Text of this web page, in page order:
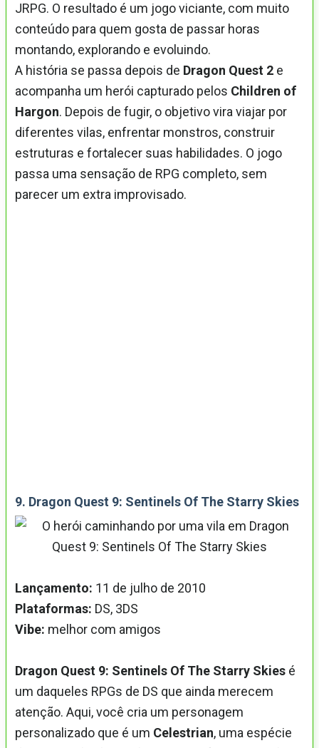
JRPG. O resultado é um jogo viciante, com muito
conteúdo para quem gosta de passar horas
montando, explorando e evoluindo.
A história se passa depois de Dragon Quest 2 e
acompanha um herói capturado pelos Children of
Hargon. Depois de fugir, o objetivo vira viajar por
diferentes vilas, enfrentar monstros, construir
estruturas e fortalecer suas habilidades. O jogo
passa uma sensação de RPG completo, sem
parecer um extra improvisado.
9. Dragon Quest 9: Sentinels Of The Starry Skies
Lançamento: 11 de julho de 2010
Plataformas: DS, 3DS
Vibe: melhor com amigos
Dragon Quest 9: Sentinels Of The Starry Skies é
um daqueles RPGs de DS que ainda merecem
atenção. Aqui, você cria um personagem
personalizado que é um Celestrian, uma espécie